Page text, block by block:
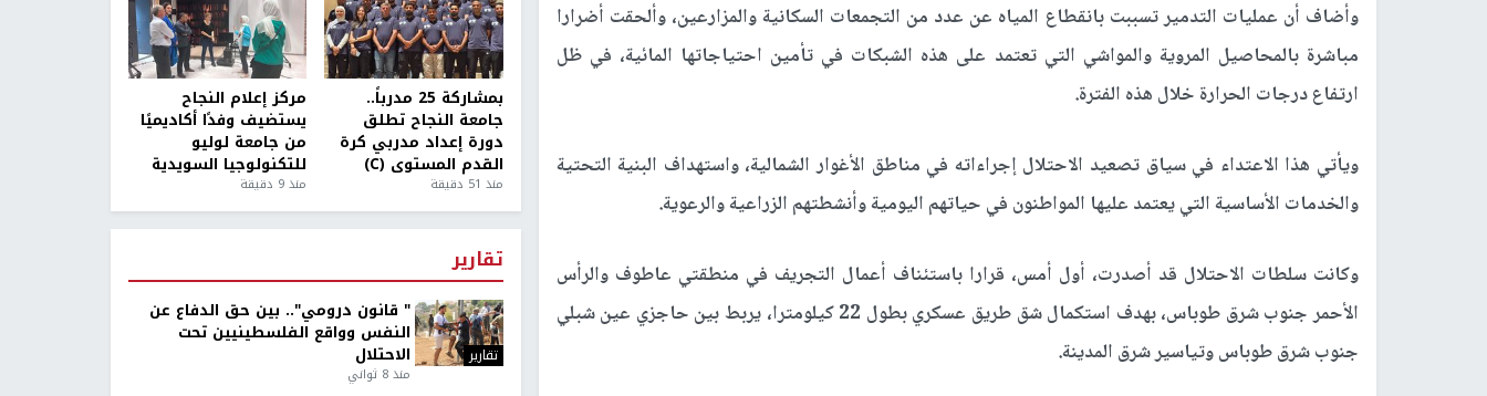
وأضاف أن عمليات التدمير تسببت بانقطاع المياه عن عدد من التجمعات السكانية والمزارعين، وألحقت أضرارا
مباشرة بالمحاصيل المروية والمواشي التي تعتمد على هذه الشبكات في تأمين احتياجاتها المائية، في ظل
ارتفاع درجات الحرارة خلال هذه الفترة.
ويأتي هذا الاعتداء في سياق تصعيد الاحتلال إجراءاته في مناطق الأغوار الشمالية، واستهداف البنية التحتية
والخدمات الأساسية التي يعتمد عليها المواطنون في حياتهم اليومية وأنشطتهم الزراعية والرعوية.
وكانت سلطات الاحتلال قد أصدرت، أول أمس، قرارا باستئناف أعمال التجريف في منطقتي عاطوف والرأس
الأحمر جنوب شرق طوباس، بهدف استكمال شق طريق عسكري بطول 22 كيلومترا، يربط بين حاجزي عين شبلي
جنوب شرق طوباس وتياسير شرق المدينة.
بمشاركة 25 مدرباً..
جامعة النجاح تطلق
دورة إعداد مدربي كرة
القدم المستوى (C)
منذ 51 دقيقة
مركز إعلام النجاح
يستضيف وفدًا أكاديميًا
من جامعة لوليو
للتكنولوجيا السويدية
منذ 9 دقيقة
تقارير
تقارير
" قانون درومي".. بين حق الدفاع عن
النفس وواقع الفلسطينيين تحت
الاحتلال
منذ 8 ثواني